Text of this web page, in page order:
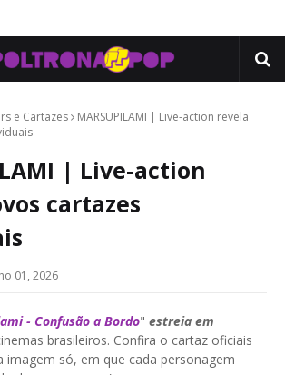
e Cartazes
MARSUPILAMI | Live-action revela
| Live-action
cartazes
01, 2026
- Confusão a Bordo" estreia em
brasileiros. Confira o cartaz oficiais
imagem só, em que cada personagem